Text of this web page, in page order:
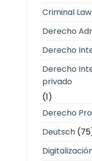
Criminal Law
Derecho
Derecho
Derecho
privado
(1)
Derecho
Deutsch